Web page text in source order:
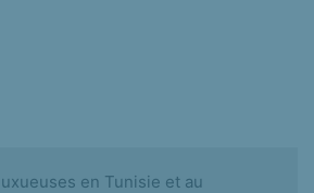
en Tunisie et au